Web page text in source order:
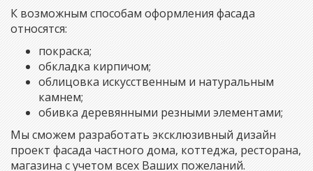
К возможным способам оформления фасада
относятся:
покраска;
обкладка кирпичом;
облицовка искусственным и натуральным
камнем;
обивка деревянными резными элементами;
Мы сможем разработать эксклюзивный дизайн
проект фасада частного дома, коттеджа, ресторана,
магазина с учетом всех Ваших пожеланий.